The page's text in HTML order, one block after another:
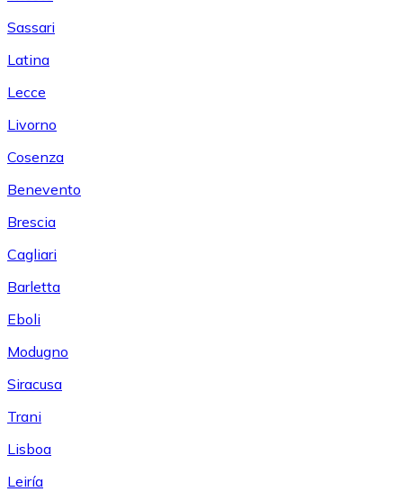
Sassari
Latina
Lecce
Livorno
Cosenza
Benevento
Brescia
Cagliari
Barletta
Eboli
Modugno
Siracusa
Trani
Lisboa
Leiría